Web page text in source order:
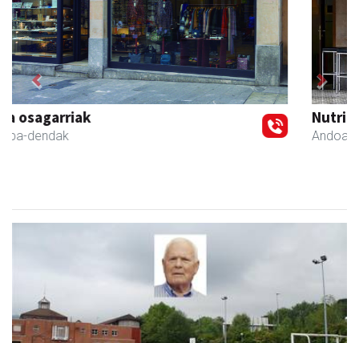
NutriEskola
Andoain - Ikasketak
Previous Next